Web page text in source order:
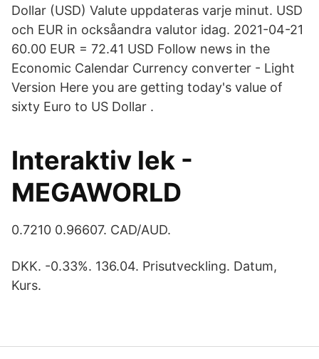
Dollar (USD) Valute uppdateras varje minut. USD
och EUR in ocksåandra valutor idag. 2021-04-21
60.00 EUR = 72.41 USD Follow news in the
Economic Calendar Currency converter - Light
Version Here you are getting today's value of
sixty Euro to US Dollar .
Interaktiv lek -
MEGAWORLD
0.7210 0.96607. CAD/AUD.
DKK. -0.33%. 136.04. Prisutveckling. Datum,
Kurs.